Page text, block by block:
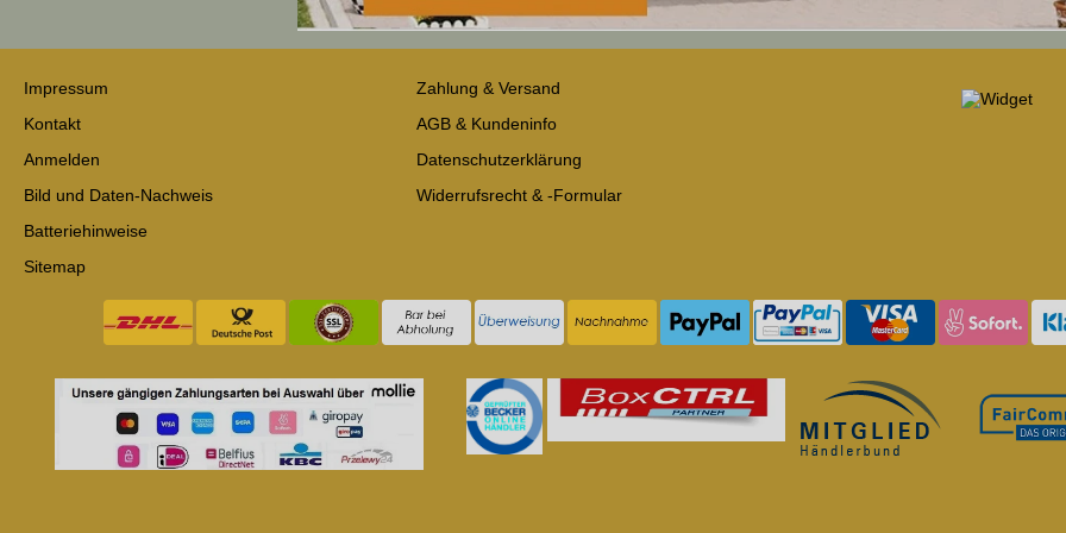
Impressum
Kontakt
Anmelden
Bild und Daten-Nachweis
Batteriehinweise
Sitemap
Zahlung & Versand
AGB & Kundeninfo
Datenschutzerklärung
Widerrufsrecht & -Formular